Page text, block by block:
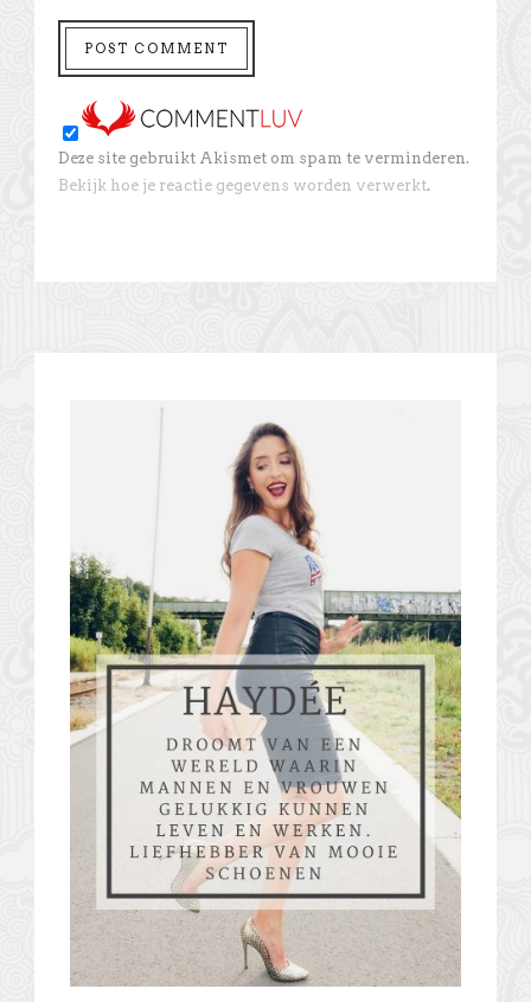
Deze site gebruikt Akismet om spam te verminderen.
Bekijk hoe je reactie gegevens worden verwerkt.